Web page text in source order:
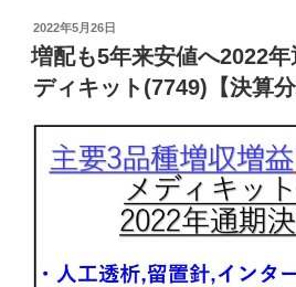
投
稿
日:
2022年5月26日
増配も5年来安値へ2022
ディキット(7749)【決算分